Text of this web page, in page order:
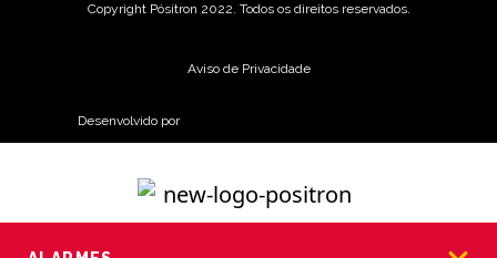
Copyright Pósitron 2022. Todos os direitos reservados.
Aviso de Privacidade
Desenvolvido por